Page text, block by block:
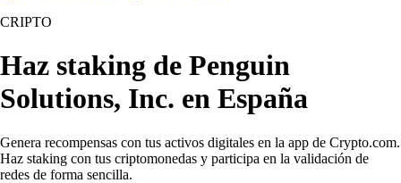
CRIPTO
Haz staking de Penguin
Solutions, Inc. en España
Genera recompensas con tus activos digitales en la app de Crypto.com.
Haz staking con tus criptomonedas y participa en la validación de
redes de forma sencilla.